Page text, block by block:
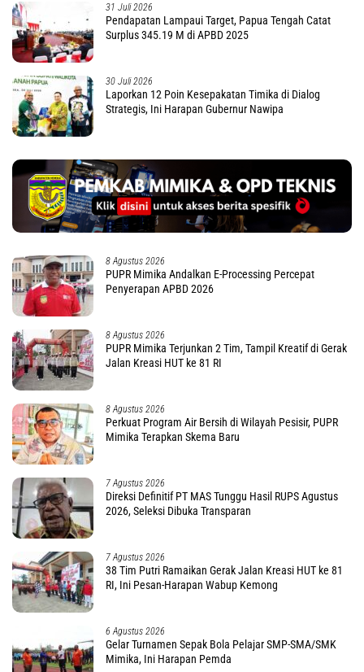
31 Juli 2026
Pendapatan Lampaui Target, Papua Tengah Catat
Surplus 345.19 M di APBD 2025
30 Juli 2026
Laporkan 12 Poin Kesepakatan Timika di Dialog
Strategis, Ini Harapan Gubernur Nawipa
8 Agustus 2026
PUPR Mimika Andalkan E-Processing Percepat
Penyerapan APBD 2026
8 Agustus 2026
PUPR Mimika Terjunkan 2 Tim, Tampil Kreatif di Gerak
Jalan Kreasi HUT ke 81 RI
8 Agustus 2026
Perkuat Program Air Bersih di Wilayah Pesisir, PUPR
Mimika Terapkan Skema Baru
7 Agustus 2026
Direksi Definitif PT MAS Tunggu Hasil RUPS Agustus
2026, Seleksi Dibuka Transparan
7 Agustus 2026
38 Tim Putri Ramaikan Gerak Jalan Kreasi HUT ke 81
RI, Ini Pesan-Harapan Wabup Kemong
6 Agustus 2026
Gelar Turnamen Sepak Bola Pelajar SMP-SMA/SMK
Mimika, Ini Harapan Pemda